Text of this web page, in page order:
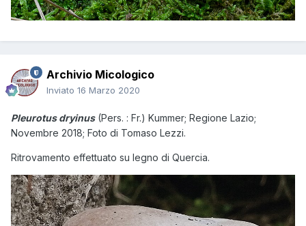
Archivio Micologico
Inviato 16 Marzo 2020
Pleurotus dryinus (Pers. : Fr.) Kummer; Regione Lazio;
Novembre 2018; Foto di Tomaso Lezzi.
Ritrovamento effettuato su legno di Quercia.